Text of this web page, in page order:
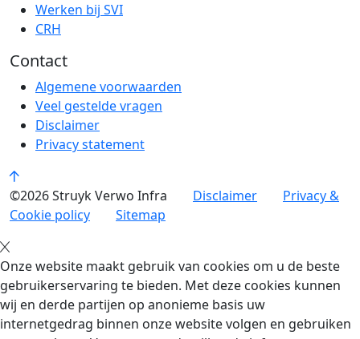
Werken bij SVI
CRH
Contact
Algemene voorwaarden
Veel gestelde vragen
Disclaimer
Privacy statement
©2026 Struyk Verwo Infra Disclaimer
Privacy &
Cookie policy
Sitemap
Onze website maakt gebruik van cookies om u de beste
gebruikerservaring te bieden. Met deze cookies kunnen
wij en derde partijen op anonieme basis uw
internetgedrag binnen onze website volgen en gebruiken